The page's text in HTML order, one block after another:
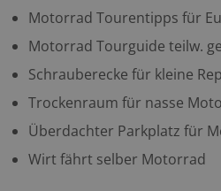
Motorrad Tourentipps für
Motorrad Tourguide teilw.
Schrauberecke für kleine
Trockenraum für nasse
Überdachter Parkplatz für
Wirt fährt selber Motorrad